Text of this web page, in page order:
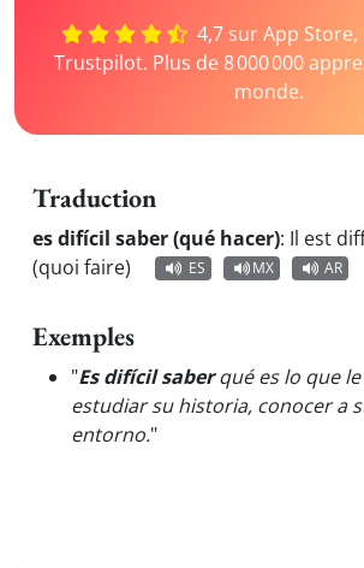
4,7 sur App
Trustpilot. Plus de 8 000 000
monde.
Traduction
es difícil saber (qué hacer): Il est
(quoi faire)
ES MX AR
Exemples
"Es difícil saberqué es lo que
estudiar su historia, conocer a
entorno."